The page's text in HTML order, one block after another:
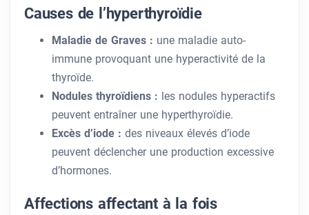
Causes de l’hyperthyroïdie
Maladie de Graves : une maladie auto-
immune provoquant une hyperactivité de la
thyroïde.
Nodules thyroïdiens : les nodules hyperactifs
peuvent entraîner une hyperthyroïdie.
Excès d’iode : des niveaux élevés d’iode
peuvent déclencher une production excessive
d’hormones.
Affections affectant à la fois